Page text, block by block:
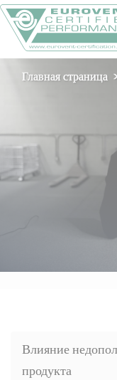
Главная страница
Влияние
продукта